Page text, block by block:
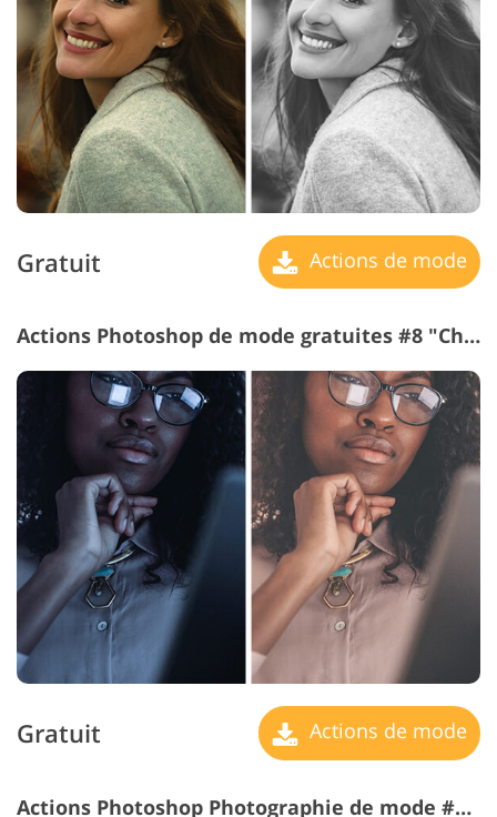
Gratuit Actions de mode
Actions Photoshop de mode gratuites #8 "Chocolate"
Gratuit Actions de mode
Actions Photoshop Photographie de mode #9 "Cool"